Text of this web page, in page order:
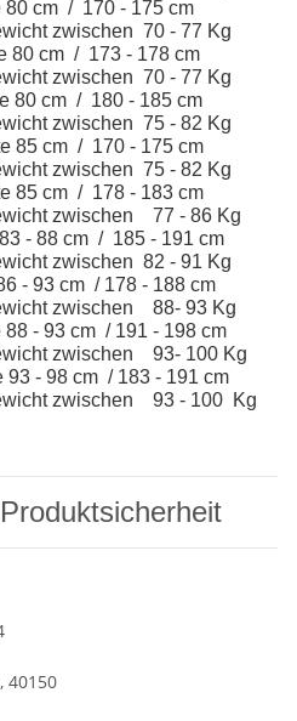
80 cm / 170 - 175 cm
zwischen 70 - 77 Kg
80 cm / 173 - 178 cm
zwischen 70 - 77 Kg
80 cm / 180 - 185 cm
zwischen 75 - 82 Kg
85 cm / 170 - 175 cm
zwischen 75 - 82 Kg
85 cm / 178 - 183 cm
zwischen 77 - 86 Kg
- 88 cm / 185 - 191 cm
zwischen 82 - 91 Kg
- 93 cm / 178 - 188 cm
zwischen 88- 93 Kg
- 93 cm / 191 - 198 cm
zwischen 93- 100 Kg
93 - 98 cm / 183 - 191 cm
zwischen 93 - 100 Kg
40150